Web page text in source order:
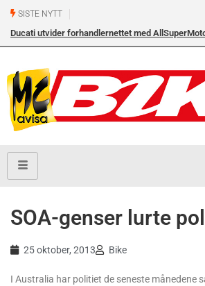
SISTE NYTT
Ducati utvider forhandlernettet med
SOA-genser lurte
25 oktober, 2013 Bike
I Australia har politiet de seneste månedene